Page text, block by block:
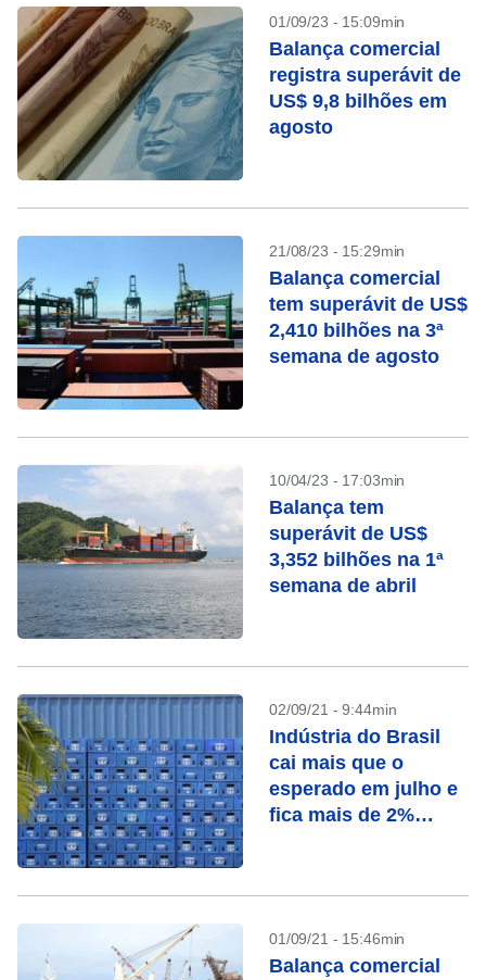
01/09/23 - 15:09min
Balança comercial
registra superávit de
US$ 9,8 bilhões em
agosto
21/08/23 - 15:29min
Balança comercial
tem superávit de US$
2,410 bilhões na 3ª
semana de agosto
10/04/23 - 17:03min
Balança tem
superávit de US$
3,352 bilhões na 1ª
semana de abril
02/09/21 - 9:44min
Indústria do Brasil
cai mais que o
esperado em julho e
fica mais de 2%
01/09/21 - 15:46min
Balança comercial